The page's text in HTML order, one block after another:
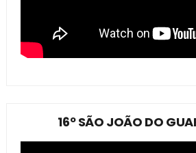
16º SÃO JOÃO DO